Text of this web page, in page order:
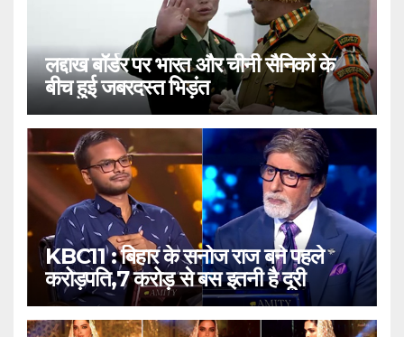
लद्दाख बॉर्डर पर भारत और चीनी सैनिकों के
बीच हुई जबरदस्त भिड़ंत
KBC11 : बिहार के सनोज राज बने पहले
करोड़पति,7 करोड़ से बस इतनी है दूरी